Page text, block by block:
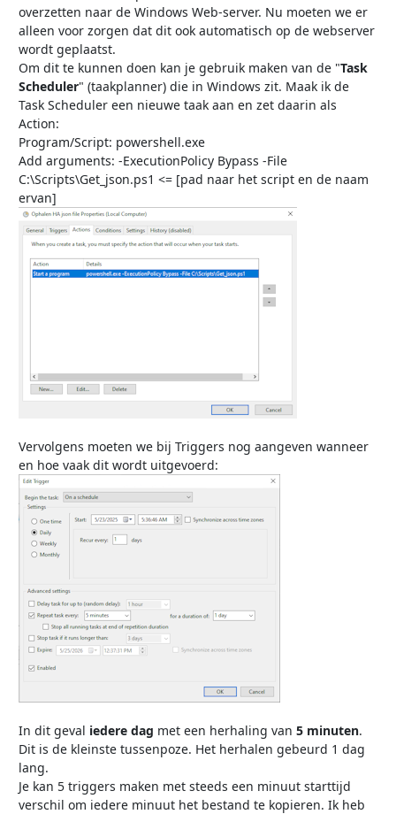
overzetten naar de Windows Web-server. Nu moeten we er
alleen voor zorgen dat dit ook automatisch op de webserver
wordt geplaatst.
Om dit te kunnen doen kan je gebruik maken van de "Task
Scheduler" (taakplanner) die in Windows zit. Maak ik de
Task Scheduler een nieuwe taak aan en zet daarin als
Action:
Program/Script: powershell.exe
Add arguments: -ExecutionPolicy Bypass -File
C:\Scripts\Get_json.ps1 <= [pad naar het script en de naam
ervan]
Vervolgens moeten we bij Triggers nog aangeven wanneer
en hoe vaak dit wordt uitgevoerd:
In dit geval iedere dag met een herhaling van 5 minuten.
Dit is de kleinste tussenpoze. Het herhalen gebeurd 1 dag
lang.
Je kan 5 triggers maken met steeds een minuut starttijd
verschil om iedere minuut het bestand te kopieren. Ik heb